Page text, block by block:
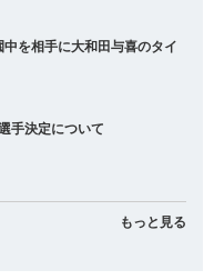
を相手に大和田与喜のタイ
手決定について
もっと見る